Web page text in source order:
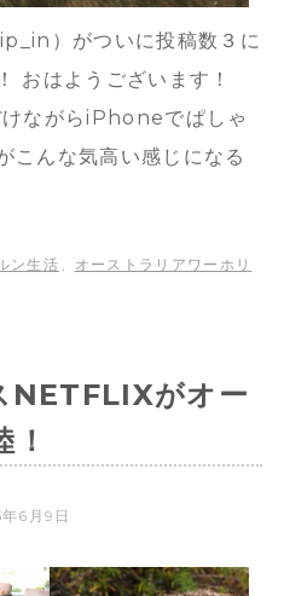
）がついに投稿数３に
おはようございます！
ながらiPhoneでぱしゃ
こんな気高い感じになる
ン生活 , オーストラリアワーホリ
NETFLIXがオー
6月9日